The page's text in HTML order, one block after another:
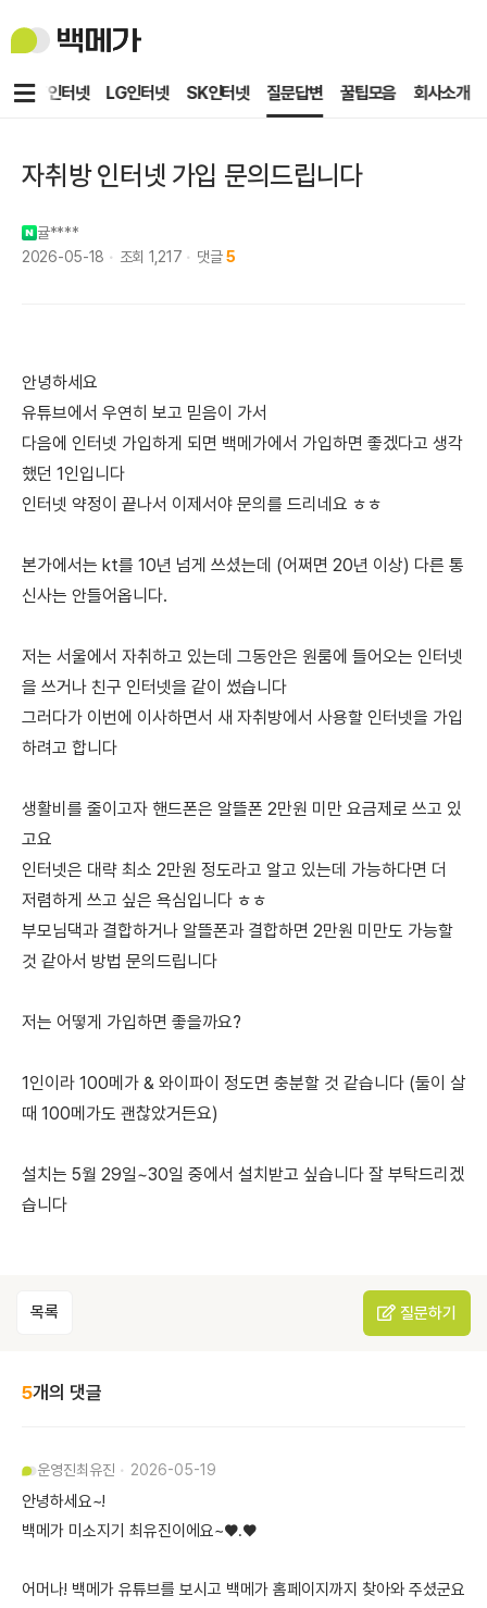
백
메
KT인터넷 LG인터넷 SK인터넷 질문답변 꿀팁모음 회사소개
메
자취방 인터넷 가입 문의드립니다
귤****
2026-05-18
조회 1,217 댓글 5
안녕하세요
유튜브에서 우연히 보고 믿음이 가서
다음에 인터넷 가입하게 되면 백메가에서 가입하면 좋겠다고 생각
했던 1인입니다
인터넷 약정이 끝나서 이제서야 문의를 드리네요 ㅎㅎ
본가에서는 kt를 10년 넘게 쓰셨는데 (어쩌면 20년 이상) 다른 통
신사는 안들어옵니다.
저는 서울에서 자취하고 있는데 그동안은 원룸에 들어오는 인터넷
을 쓰거나 친구 인터넷을 같이 썼습니다
그러다가 이번에 이사하면서 새 자취방에서 사용할 인터넷을 가입
하려고 합니다
생활비를 줄이고자 핸드폰은 알뜰폰 2만원 미만 요금제로 쓰고 있
고요
인터넷은 대략 최소 2만원 정도라고 알고 있는데 가능하다면 더
저렴하게 쓰고 싶은 욕심입니다 ㅎㅎ
부모님댁과 결합하거나 알뜰폰과 결합하면 2만원 미만도 가능할
것 같아서 방법 문의드립니다
저는 어떻게 가입하면 좋을까요?
1인이라 100메가 & 와이파이 정도면 충분할 것 같습니다 (둘이 살
때 100메가도 괜찮았거든요)
설치는 5월 29일~30일 중에서 설치받고 싶습니다 잘 부탁드리겠
습니다
목록 질문하기
5개의 댓글
운영진최유진 2026-05-19
안녕하세요~!
백메가 미소지기 최유진이에요~♥.♥
어머나! 백메가 유튜브를 보시고 백메가 홈페이지까지 찾아와 주셨군요